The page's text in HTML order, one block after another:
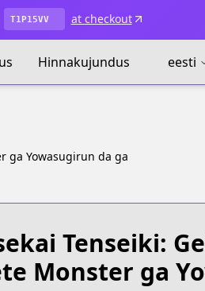
T1P15VV at checkout
Hinnakujundus eesti
ga Yowasugirun da ga
Tenseiki:
Monster ga